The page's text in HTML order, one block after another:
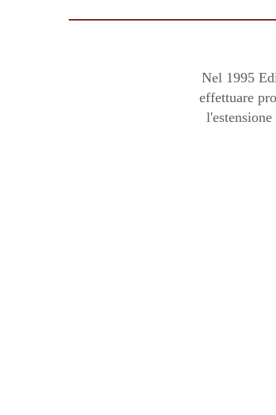
Nel 1995
effettuare